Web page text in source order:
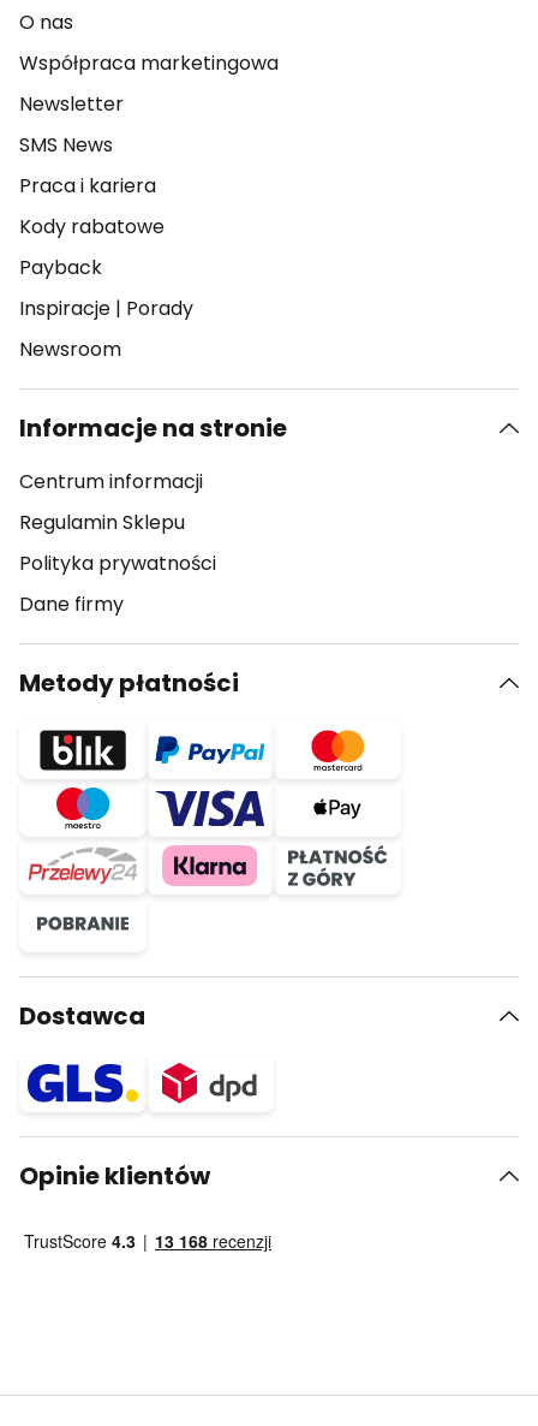
O nas
Współpraca marketingowa
Newsletter
SMS News
Praca i kariera
Kody rabatowe
Payback
Inspiracje | Porady
Newsroom
Informacje na stronie
Centrum informacji
Regulamin Sklepu
Polityka prywatności
Dane firmy
Metody płatności
Dostawca
Opinie klientów